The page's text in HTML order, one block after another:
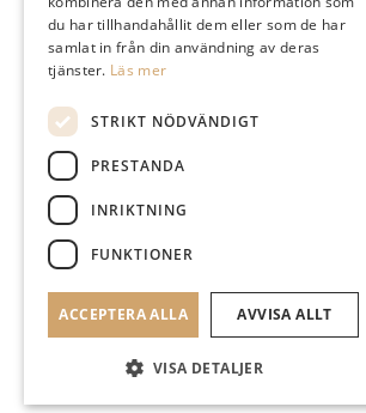
Logga In
Menu Menu
du har tillhandahållit dem eller som de har
samlat in från din användning av deras
tjänster. Läs mer
STRIKT NÖDVÄNDIGT
PRESTANDA
INRIKTNING
FUNKTIONER
ACCEPTERA ALLA AVVISA ALLT
VISA DETALJER